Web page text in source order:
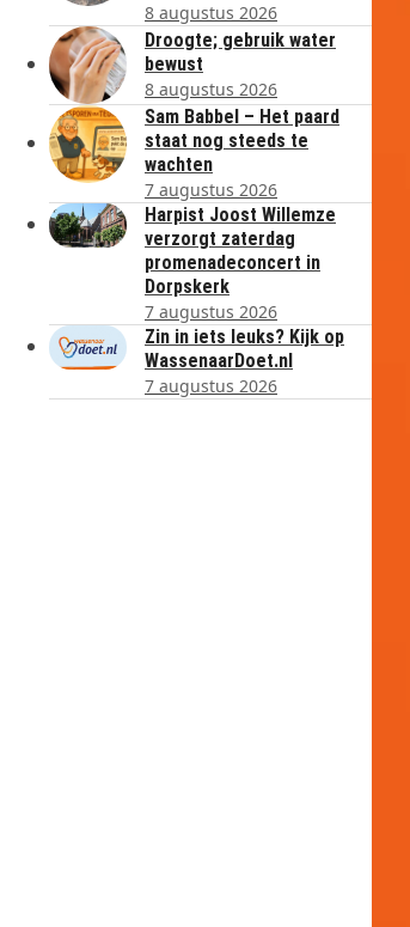
8 augustus 2026
Droogte; gebruik water
bewust
8 augustus 2026
Sam Babbel – Het paard
staat nog steeds te
wachten
7 augustus 2026
Harpist Joost Willemze
verzorgt zaterdag
promenadeconcert in
Dorpskerk
7 augustus 2026
Zin in iets leuks? Kijk op
WassenaarDoet.nl
7 augustus 2026